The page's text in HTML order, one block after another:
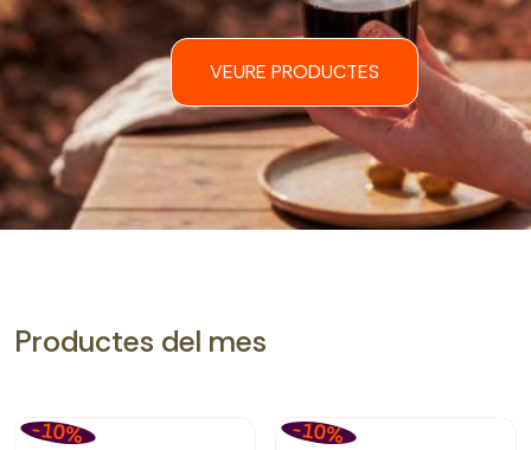
VEURE PRODUCTES
Productes del mes
-10% -10%